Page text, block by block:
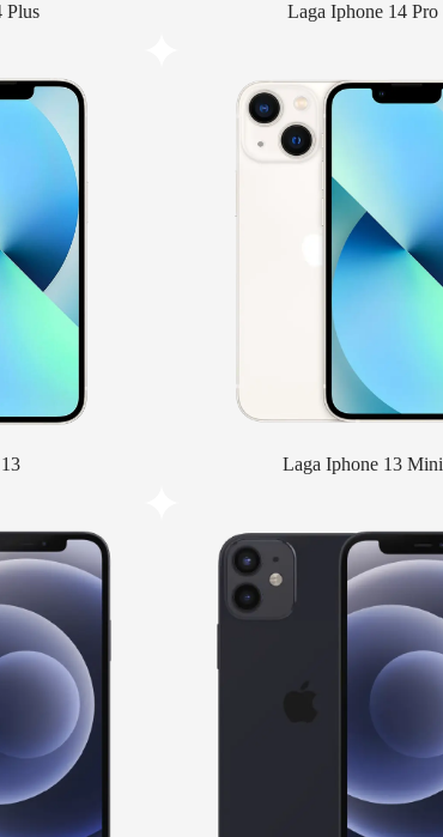
Plus Laga Iphone 14 Pro
Laga Iphone 13 Mini